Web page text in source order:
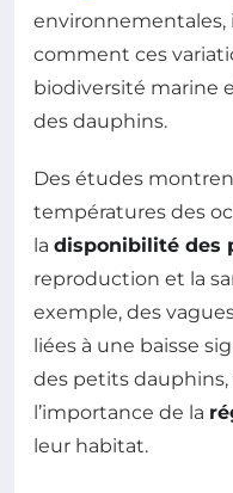
environnementales,
comment ces
biodiversité marine
des dauphins.
Des études
températures des
la disponibilité des
reproduction et la
exemple, des
liées à une baisse
des petits
l’importance de la
leur habitat.